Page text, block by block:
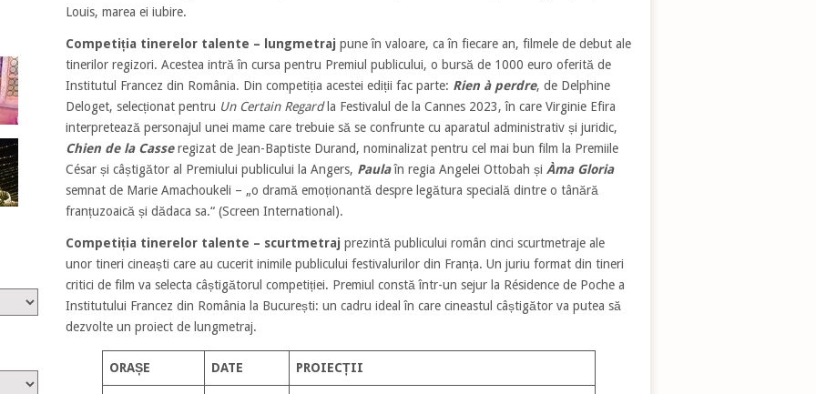
Louis, marea ei iubire.
Competiția tinerelor talente – lungmetraj pune în valoare, ca în fiecare an, filmele de debut ale
tinerilor regizori. Acestea intră în cursa pentru Premiul publicului, o bursă de 1000 euro oferită de
Institutul Francez din România. Din competiția acestei ediții fac parte: Rien à perdre, de Delphine
Deloget, selecționat pentru Un Certain Regardla Festivalul de la Cannes 2023, în care Virginie Efira
interpretează personajul unei mame care trebuie să se confrunte cu aparatul administrativ și juridic,
Chien de la Casseregizat de Jean-Baptiste Durand, nominalizat pentru cel mai bun film la Premiile
César și câștigător al Premiului publicului la Angers, Paulaîn regia Angelei Ottobah și Àma Gloria
semnat de Marie Amachoukeli – „o dramă emoționantă despre legătura specială dintre o tânără
franțuzoaică și dădaca sa.“ (Screen International).
Competiția tinerelor talente – scurtmetraj prezintă publicului român cinci scurtmetraje ale
unor tineri cineaști care au cucerit inimile publicului festivalurilor din Franța. Un juriu format din tineri
critici de film va selecta câștigătorul competiției. Premiul constă într-un sejur la Résidence de Poche a
Institutului Francez din România la București: un cadru ideal în care cineastul câștigător va putea să
dezvolte un proiect de lungmetraj.
ORAȘE DATE PROIECȚII